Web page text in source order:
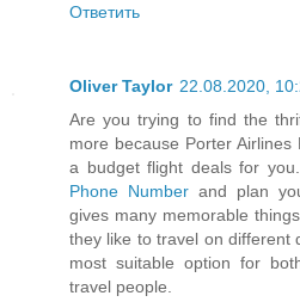
Ответить
Oliver Taylor 22.08.2020,
Are you trying to find the
more because Porter
a budget flight deals for
Phone Number and plan
gives many memorable
they like to travel on different
most suitable option for
travel people.